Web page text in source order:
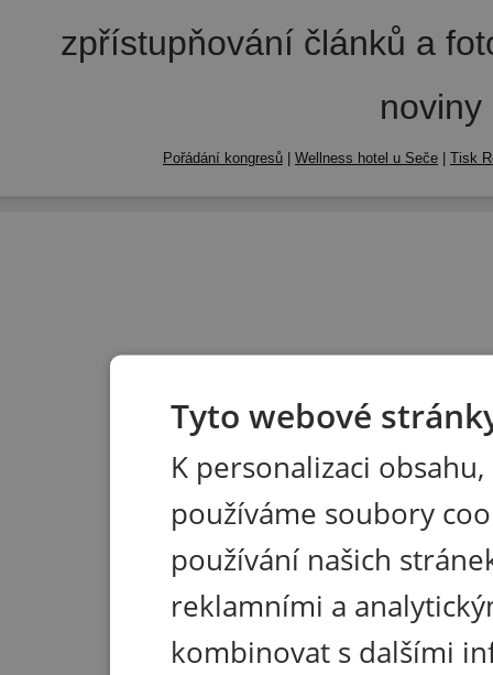
zpřístupňování článků a
Pořádání kongresů | Wellness hotel u Seče | Tisk
Tyto webové
K personalizaci
používáme soubory
používání našich
reklamními a
kombinovat s dalšími